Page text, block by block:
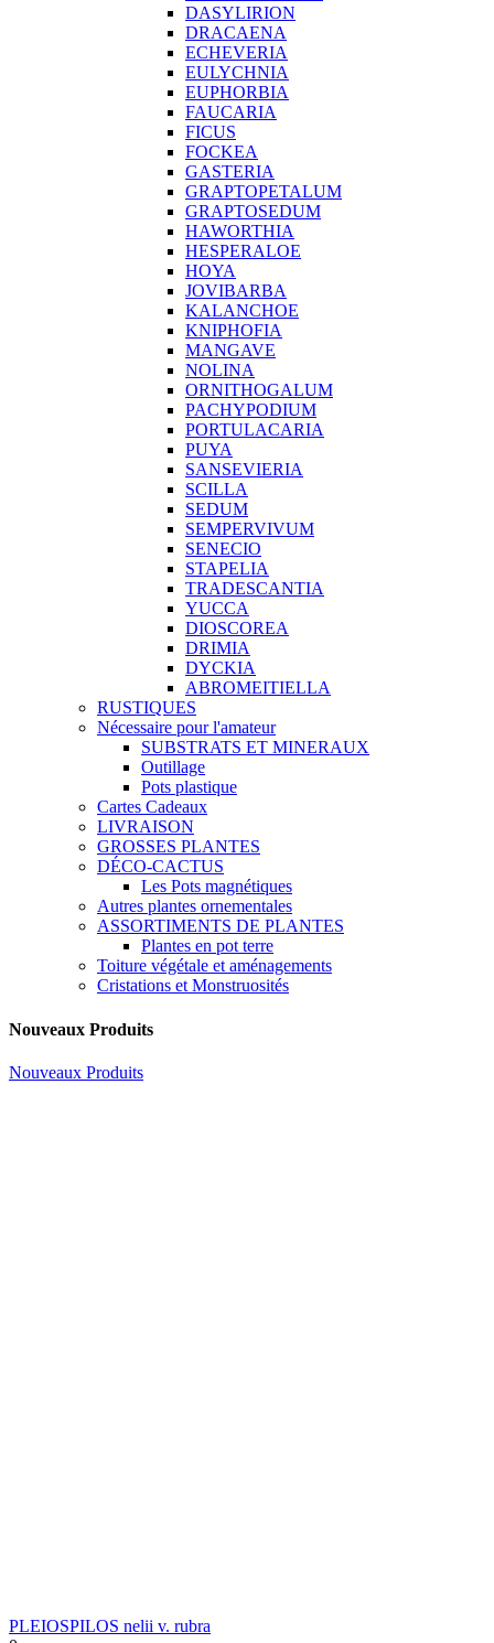
DASYLIRION
DRACAENA
ECHEVERIA
EULYCHNIA
EUPHORBIA
FAUCARIA
FICUS
FOCKEA
GASTERIA
GRAPTOPETALUM
GRAPTOSEDUM
HAWORTHIA
HESPERALOE
HOYA
JOVIBARBA
KALANCHOE
KNIPHOFIA
MANGAVE
NOLINA
ORNITHOGALUM
PACHYPODIUM
PORTULACARIA
PUYA
SANSEVIERIA
SCILLA
SEDUM
SEMPERVIVUM
SENECIO
STAPELIA
TRADESCANTIA
YUCCA
DIOSCOREA
DRIMIA
DYCKIA
ABROMEITIELLA
RUSTIQUES
Nécessaire pour l'amateur
SUBSTRATS ET MINERAUX
Outillage
Pots plastique
Cartes Cadeaux
LIVRAISON
GROSSES PLANTES
DÉCO-CACTUS
Les Pots magnétiques
Autres plantes ornementales
ASSORTIMENTS DE PLANTES
Plantes en pot terre
Toiture végétale et aménagements
Cristations et Monstruosités
Nouveaux Produits
Nouveaux Produits
PLEIOSPILOS nelii v. rubra